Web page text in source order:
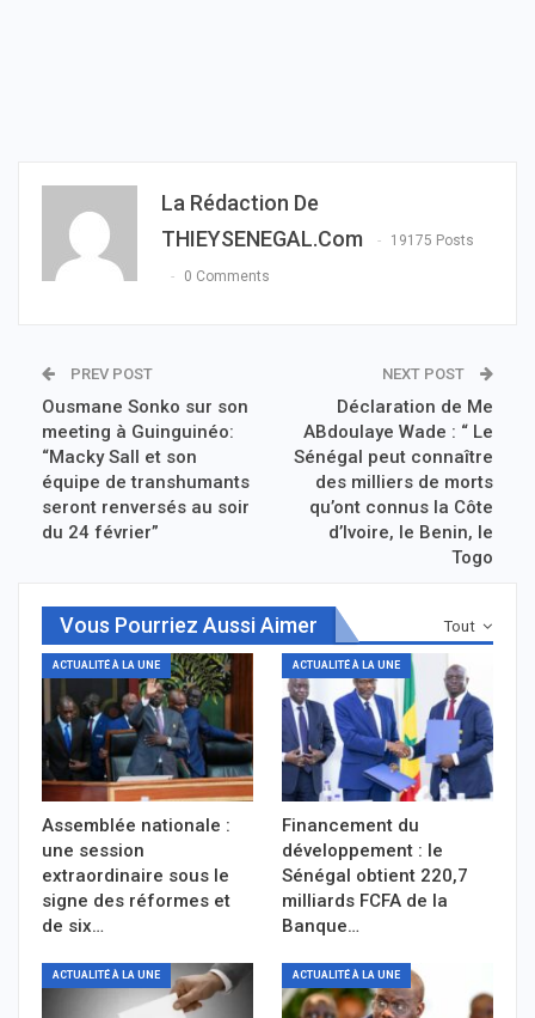
La Rédaction De
THIEYSENEGAL.com
19175 Posts
0 Comments
PREV POST
Ousmane Sonko sur son
meeting à Guinguinéo:
“Macky Sall et son
équipe de transhumants
seront renversés au soir
du 24 février”
NEXT POST
Déclaration de Me
ABdoulaye Wade : “ Le
Sénégal peut connaître
des milliers de morts
qu’ont connus la Côte
d’Ivoire, le Benin, le
Togo
Tout
Vous Pourriez Aussi Aimer
ACTUALITÉ À LA UNE
Assemblée nationale :
une session
extraordinaire sous le
signe des réformes et
de six…
ACTUALITÉ À LA UNE
Financement du
développement : le
Sénégal obtient 220,7
milliards FCFA de la
Banque…
ACTUALITÉ À LA UNE ACTUALITÉ À LA UNE